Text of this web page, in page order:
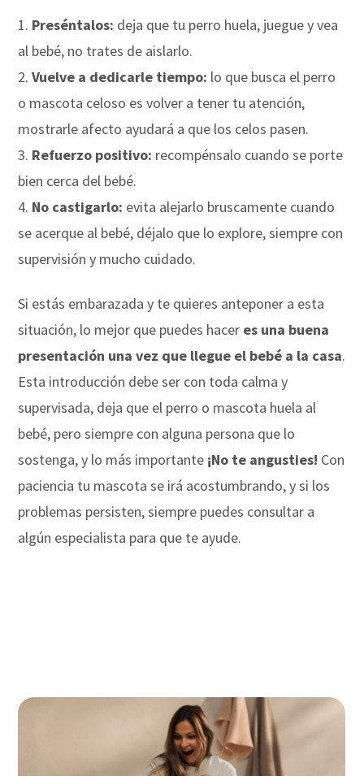
Preséntalos: deja que tu perro huela, juegue y vea
al bebé, no trates de aislarlo.
Vuelve a dedicarle tiempo: lo que busca el perro
o mascota celoso es volver a tener tu atención,
mostrarle afecto ayudará a que los celos pasen.
Refuerzo positivo: recompénsalo cuando se porte
bien cerca del bebé.
No castigarlo: evita alejarlo bruscamente cuando
se acerque al bebé, déjalo que lo explore, siempre con
supervisión y mucho cuidado.
Si estás embarazada y te quieres anteponer a esta
situación, lo mejor que puedes hacer es una buena
presentación una vez que llegue el bebé a la casa.
Esta introducción debe ser con toda calma y
supervisada, deja que el perro o mascota huela al
bebé, pero siempre con alguna persona que lo
sostenga, y lo más importante ¡No te angusties! Con
paciencia tu mascota se irá acostumbrando, y si los
problemas persisten, siempre puedes consultar a
algún especialista para que te ayude.